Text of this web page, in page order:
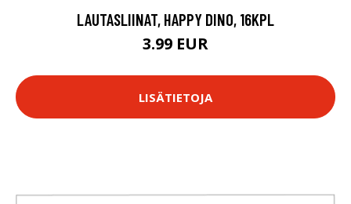
LAUTASLIINAT, HAPPY DINO, 16KPL
3.99 EUR
LISÄTIETOJA